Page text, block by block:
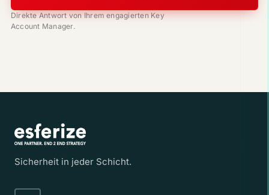
Direkte Antwort von Ihrem engagierten Key
Account Manager.
Sicherheit in jeder Schicht.